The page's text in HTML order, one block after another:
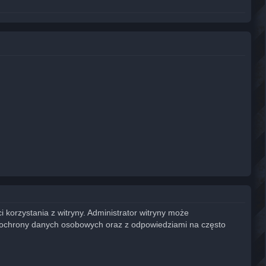
z witryny. Administrator witryny może
danych osobowych oraz z odpowiedziami na często